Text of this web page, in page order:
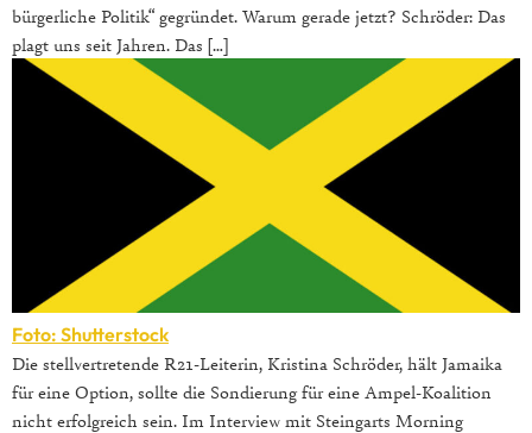
bürgerliche Politik“ gegründet. Warum gerade jetzt? Schröder: Das
plagt uns seit Jahren. Das […]
Foto: Shutterstock
Die stellvertretende R21-Leiterin, Kristina Schröder, hält Jamaika
für eine Option, sollte die Sondierung für eine Ampel-Koalition
nicht erfolgreich sein. Im Interview mit Steingarts Morning